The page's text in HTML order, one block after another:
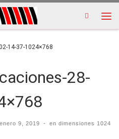
Search
14-37-1024×768
28-
enero 9, 2019 - en dimensiones 1024